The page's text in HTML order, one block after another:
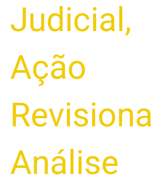
Judicial ,
Ação
Revisional
Análise